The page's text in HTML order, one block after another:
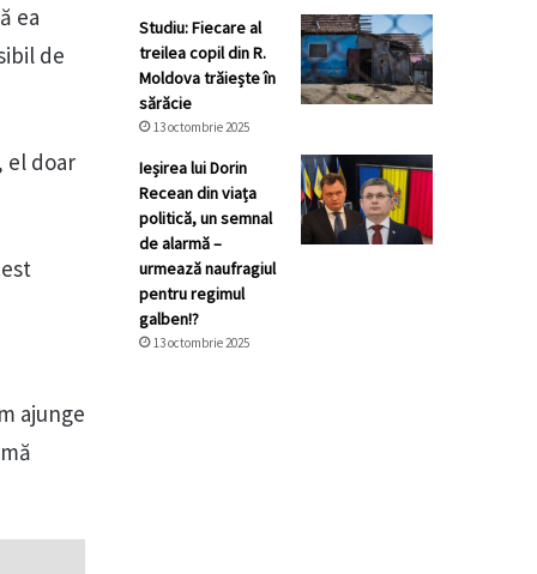
ea
de
el doar
ajunge
Studiu: Fiecare al
treilea copil din R.
Moldova trăiește în
sărăcie
13 octombrie 2025
Ieșirea lui Dorin
Recean din viața
politică, un semnal
de alarmă –
urmează naufragiul
pentru regimul
galben!?
13 octombrie 2025